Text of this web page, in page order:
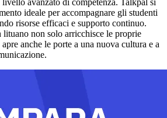
avanzato di competenza. Talkpal si
ideale per accompagnare gli studenti
risorse efficaci e supporto continuo.
non solo arricchisce le proprie
anche le porte a una nuova cultura e a